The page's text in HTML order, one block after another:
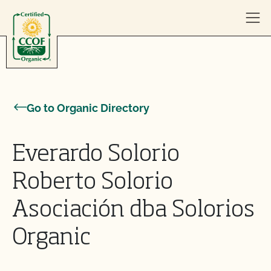
Go to Organic Directory
Everardo Solorio
Roberto Solorio
Asociación dba Solorios
Organic